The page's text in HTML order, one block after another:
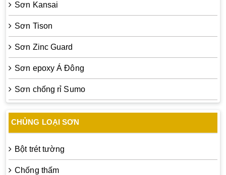
Sơn Kansai
Sơn Tison
Sơn Zinc Guard
Sơn epoxy Á Đông
Sơn chống rỉ Sumo
CHỦNG LOẠI SƠN
Bột trét tường
Chống thấm